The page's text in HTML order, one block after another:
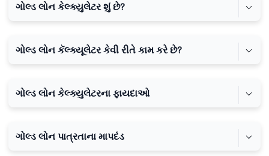
ગોલ્ડ લોન કેલ્ક્યુલેટર શું છે?
ગોલ્ડ લોન કૅલ્ક્યૂલેટર કેવી રીતે કામ કરે છે?
ગોલ્ડ લોન કેલ્ક્યુલેટરના ફાયદાઓ
ગોલ્ડ લોન પાત્રતાના માપદંડ